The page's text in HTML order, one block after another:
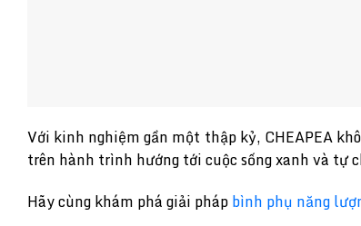
Với kinh nghiệm gần một thập kỷ, CHEAPEA
trên hành trình hướng tới cuộc sống xanh và tự
Hãy cùng khám phá giải phápbình phụ năng